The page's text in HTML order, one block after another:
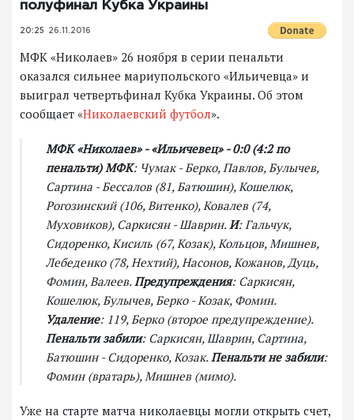
полуфинал Кубка Украины
20:25 26.11.2016
МФК «Николаев» 26 ноября в серии пенальти
оказался сильнее мариупольского «Ильичевца» и
выиграл четвертьфинал Кубка Украины. Об этом
сообщает «Николаевский футбол».
МФК «Николаев» - «Ильичевец» - 0:0 (4:2 по
пенальти) МФК: Чумак - Берко, Павлов, Булычев,
Сартина - Бессалов (81, Батюшин), Кошелюк,
Рогозинский (106, Витенко), Ковалев (74,
Муховиков), Саркисян - Шаврин.И: Гальчук,
Сидоренко, Кисиль (67, Козак), Кольцов, Мишнев,
Лебеденко (78, Нехтий), Насонов, Кожанов, Дуць,
Фомин, Валеев.Предупреждения: Саркисян,
Кошелюк, Булычев, Берко - Козак, Фомин.
Удаление: 119, Берко (второе предупреждение).
Пенальти забили: Саркисян, Шаврин, Сартина,
Батюшин - Сидоренко, Козак.Пенальти не забили:
Фомин (вратарь), Мишнев (мимо).
Уже на старте матча николаевцы могли открыть счет,